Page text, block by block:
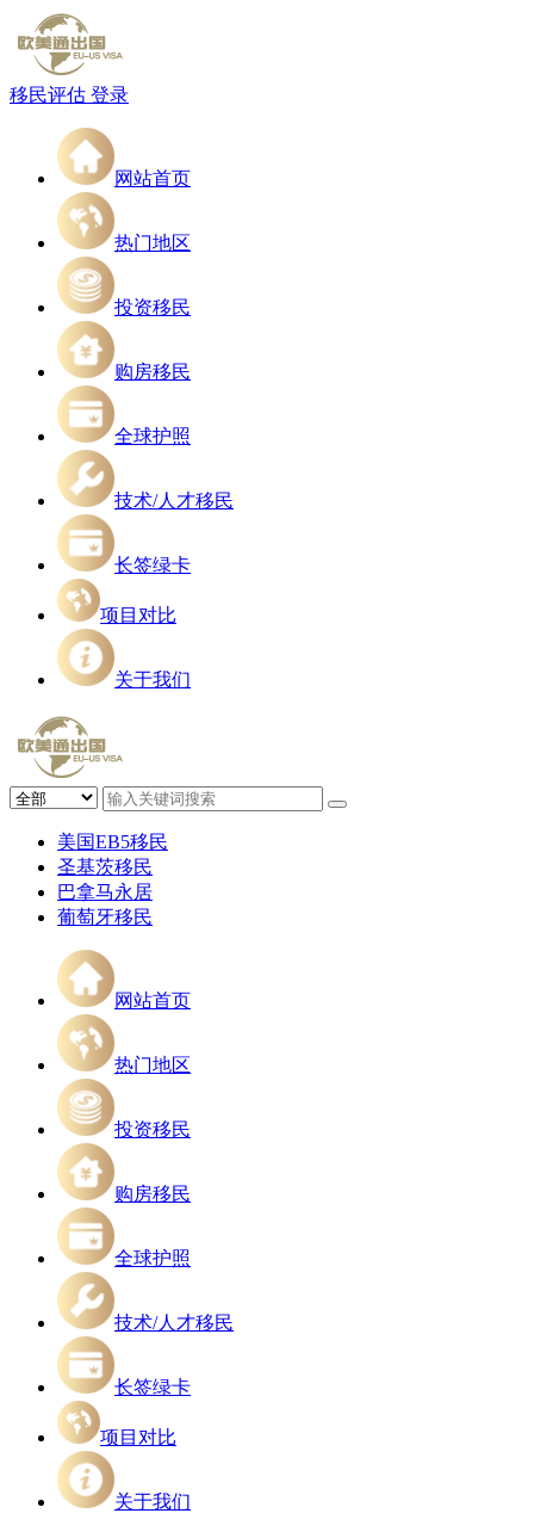
移民评估 登录
网站首页
热门地区
投资移民
购房移民
全球护照
技术/人才移民
长签绿卡
项目对比
关于我们
美国EB5移民
圣基茨移民
巴拿马永居
葡萄牙移民
网站首页
热门地区
投资移民
购房移民
全球护照
技术/人才移民
长签绿卡
项目对比
关于我们